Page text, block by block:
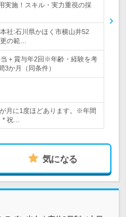
実施！スキル・実力重視の採
社:石川県かほく市横山井52
の範…
＋賞与年2回※年齢・経験を考
か月（同条件）
月に1度ほどあります。※年間
* 祝…
気になる